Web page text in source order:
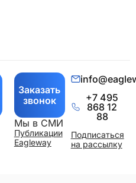
Заказать
звонок
Мы в СМИ
Публикации
Eagleway
+7 495
868 12
88
Подписаться
на рассылку